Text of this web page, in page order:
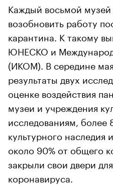
Каждый восьмой
возобновить работу
карантина. К такому
ЮНЕСКО и
(ИКОМ). В середине
результаты двух
оценке воздействия
музеи и учреждения
исследованиям, более
культурного наследия
около 90% от общего
закрыли свои двери
коронавируса.